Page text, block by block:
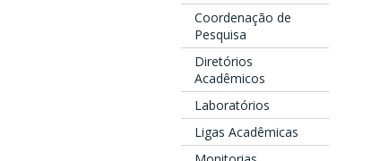
Coordenação de
Pesquisa
Diretórios
Acadêmicos
Laboratórios
Ligas Acadêmicas